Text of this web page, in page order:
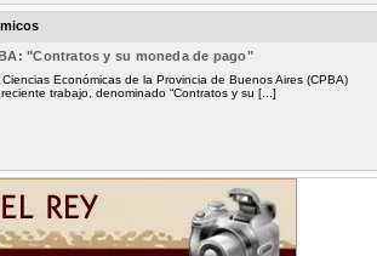
"Contratos y su moneda de pago"
Económicas de la Provincia de Buenos Aires (CPBA)
trabajo, denominado “Contratos y su [...]